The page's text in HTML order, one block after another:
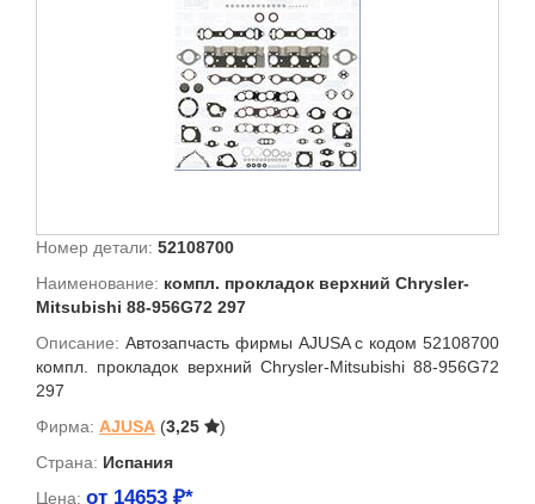
Номер детали: 52108700
Наименование: компл. прокладок верхний Chrysler-
Mitsubishi 88-956G72 297
Описание: Автозапчасть фирмы AJUSA с кодом 52108700
компл. прокладок верхний Chrysler-Mitsubishi 88-956G72
297
Фирма: AJUSA (3,25
)
Страна: Испания
Цена: от 14653 ₽*